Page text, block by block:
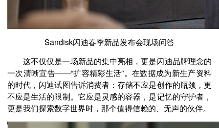
Sandisk闪迪春季新品发布会现场问答
这不仅仅是一场新品的集中亮相，更是闪迪品牌理念的
一次清晰宣告——“扩容精彩生活”。在数据成为新生产资料
的时代，闪迪试图告诉消费者：存储不应是创作的瓶颈，更
不应是生活的限制。它应是灵感的容器，是记忆的守护者，
更是我们探索数字世界时，那个值得信赖的、无声的伙伴。